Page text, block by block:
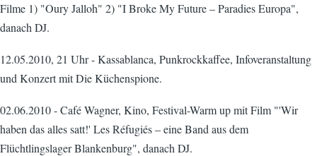
Filme 1) "Oury Jalloh" 2) "I Broke My Future – Paradies Europa",
danach DJ.
12.05.2010, 21 Uhr - Kassablanca, Punkrockkaffee, Infoveranstaltung
und Konzert mit Die Küchenspione.
02.06.2010 - Café Wagner, Kino, Festival-Warm up mit Film "'Wir
haben das alles satt!' Les Réfugiés – eine Band aus dem
Flüchtlingslager Blankenburg", danach DJ.